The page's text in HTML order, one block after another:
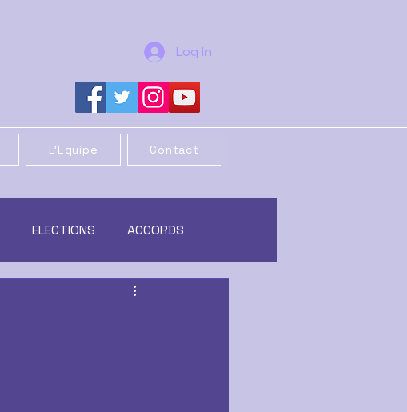
Log In
L'Equipe Contact
ELECTIONS ACCORDS
REORGANISATION